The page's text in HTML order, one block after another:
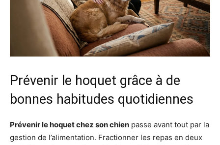
Prévenir le hoquet grâce à de
bonnes habitudes quotidiennes
Prévenir le hoquet chez son chien passe avant tout par la
gestion de l’alimentation. Fractionner les repas en deux